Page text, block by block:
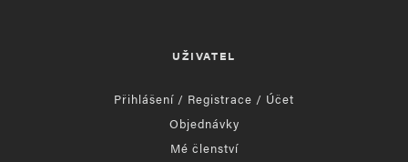
UŽIVATEL
Přihlášení / Registrace / Účet
Objednávky
Mé členství